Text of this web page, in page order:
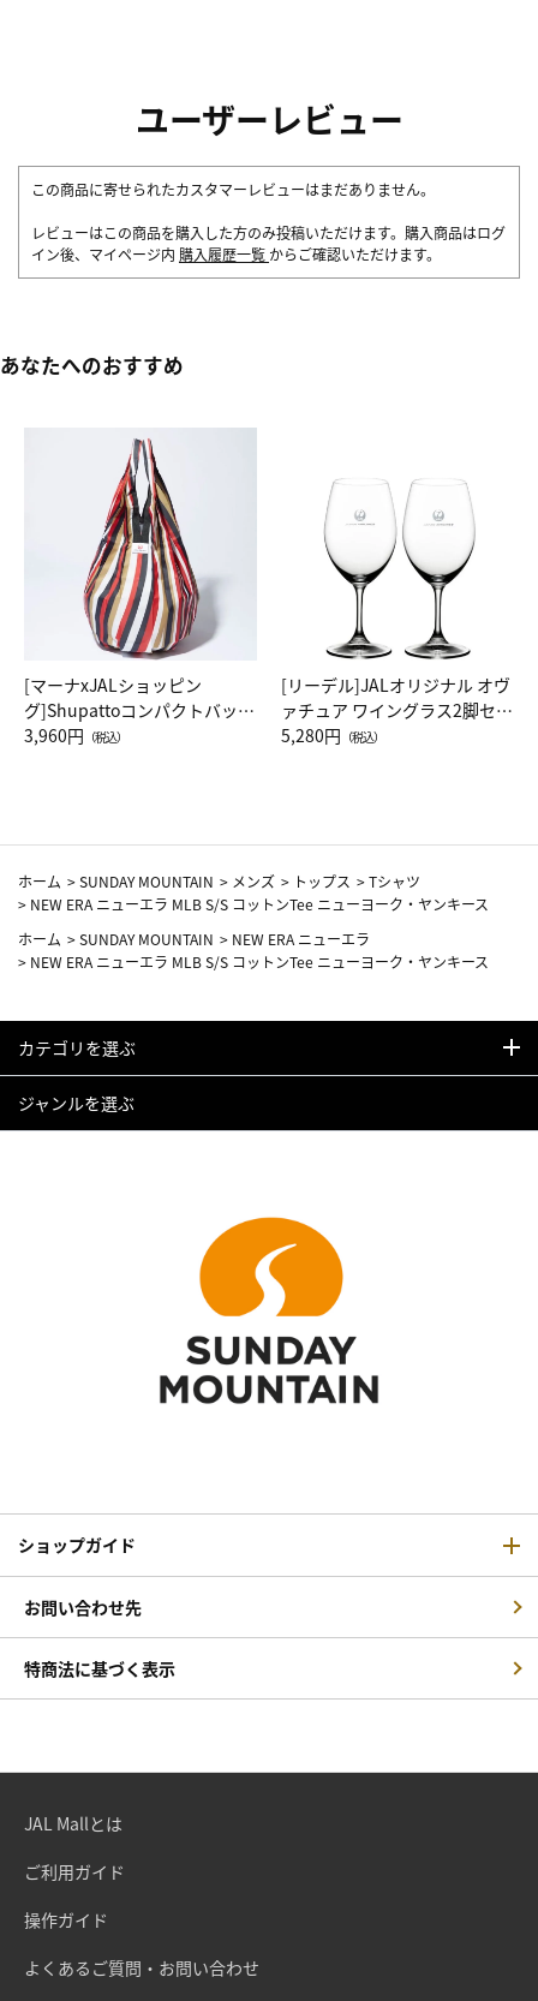
ユーザーレビュー
この商品に寄せられたカスタマーレビューはまだありません。
レビューはこの商品を購入した方のみ投稿いただけます。購入商品はログ
イン後、マイページ内 購入履歴一覧 からご確認いただけます。
あなたへのおすすめ
[マーナxJALショッピン
グ]Shupattoコンパクトバッグ
Drop JAL客室乗務員（LC）ス
3,960円 （税込）
[リーデル]JALオリジナル オヴ
ァチュア ワイングラス2脚セッ
ト（レッドワイン）
5,280円 （税込）
ホーム >SUNDAY MOUNTAIN > メンズ > トップス >Tシャツ
> NEW ERA ニューエラ MLB S/S コットンTee ニューヨーク・ヤンキース
ホーム >SUNDAY MOUNTAIN > NEW ERA ニューエラ
> NEW ERA ニューエラ MLB S/S コットンTee ニューヨーク・ヤンキース
カテゴリを選ぶ
ジャンルを選ぶ
ショップガイド
お問い合わせ先
特商法に基づく表示
JAL Mallとは
ご利用ガイド
操作ガイド
よくあるご質問・お問い合わせ